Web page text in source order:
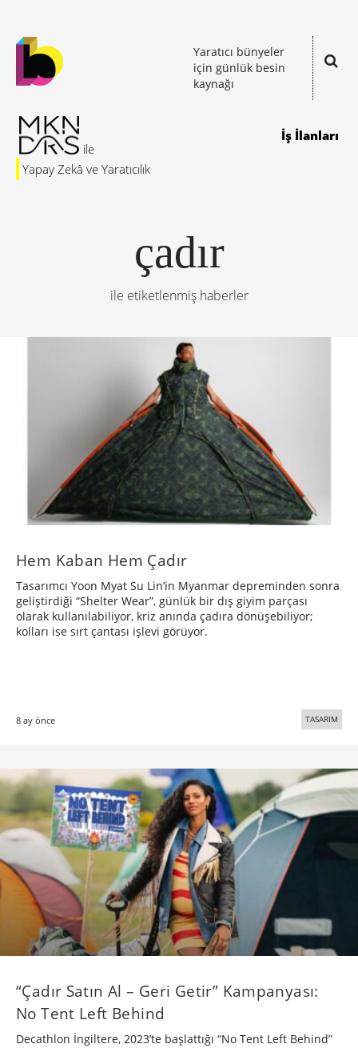
Yaratıcı bünyeler
için günlük besin
kaynağı
Yapay Zekâ ve Yaratıcılık
İş İlanları
çadır
ile etiketlenmiş haberler
Hem Kaban Hem Çadır
Tasarımcı Yoon Myat Su Lin’in Myanmar depreminden sonra
geliştirdiği “Shelter Wear”, günlük bir dış giyim parçası
olarak kullanılabiliyor, kriz anında çadıra dönüşebiliyor;
kolları ise sırt çantası işlevi görüyor.
8 ay önce TASARIM
“Çadır Satın Al – Geri Getir” Kampanyası:
No Tent Left Behind
Decathlon İngiltere, 2023’te başlattığı “No Tent Left Behind”